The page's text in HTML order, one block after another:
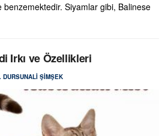
Siyamlar gibi, Balinese
Irkı ve Özellikleri
DURSUNALI ŞIMŞEK